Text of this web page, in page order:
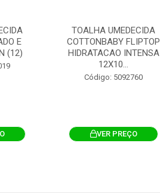
E
(12)
TOALHA UMEDECIDA
COTTONBABY FLIPTOP
HIDRATACAO INTENSA
12X10...
Código: 5092760
VER PREÇO